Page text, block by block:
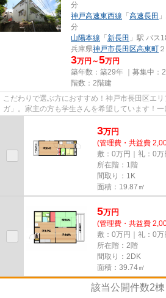
分
神戸高速東西線 「 高速長田
分
山陽本線 「 新長田 」駅 バス
兵庫県神戸市長田区高東町
3万円～5万円
築年数：築29年 ｜募集中：
階数：2階建
こだわりで選ぶ方におすすめ！神戸市長田区エ
ガ」。家主の方も学生さんを希望しています！
3万円
(管理費・共益費
敷：0万円｜礼：0万
所在階：1階
間取り：1K
面積：19.87㎡
5万円
(管理費・共益費
敷：0万円｜礼：0万
所在階：2階
間取り：2DK
面積：39.74㎡
該当公開件数2